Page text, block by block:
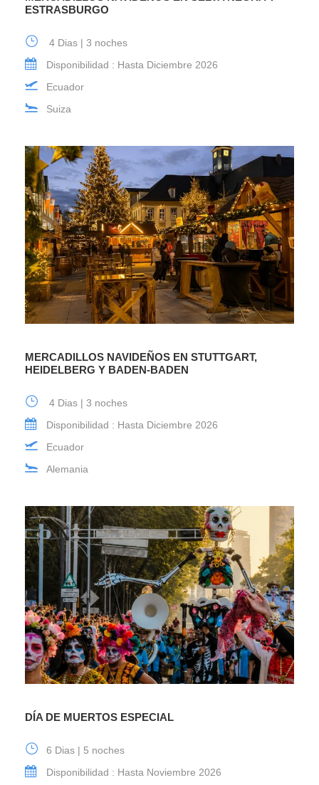
ESTRASBURGO
4 Dias | 3 noches
Disponibilidad : Hasta Diciembre 2026
Ecuador
Suiza
MERCADILLOS NAVIDEÑOS EN STUTTGART,
HEIDELBERG Y BADEN-BADEN
4 Dias | 3 noches
Disponibilidad : Hasta Diciembre 2026
Ecuador
Alemania
DÍA DE MUERTOS ESPECIAL
6 Dias | 5 noches
Disponibilidad : Hasta Noviembre 2026